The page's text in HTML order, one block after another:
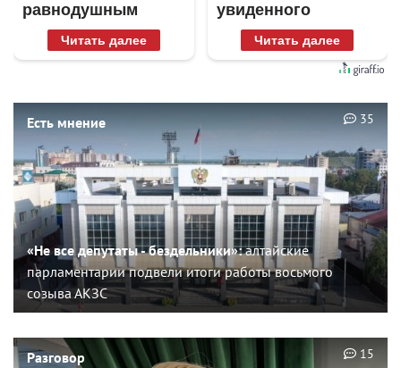
равнодушным
Читать далее
увиденного
Читать далее
Есть мнение
«Не все депутаты - бездельники»:алтайские
парламентарии подвели итоги работы восьмого
созыва АКЗС
35
Разговор 15